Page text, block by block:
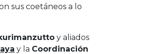
sus coetáneos a lo
y aliados
y la Coordinación